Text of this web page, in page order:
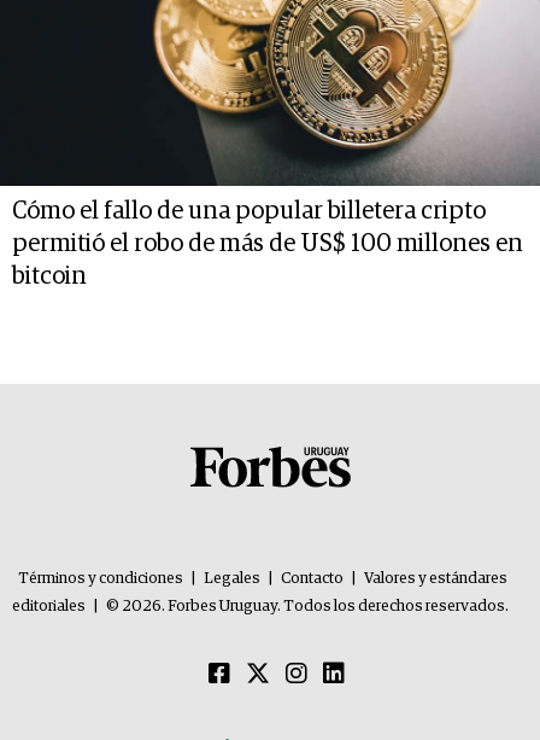
Cómo el fallo de una popular billetera cripto
permitió el robo de más de US$ 100 millones en
bitcoin
Términos y condiciones Legales Contacto
Valores y estándares
editoriales
© 2026. Forbes Uruguay. Todos los derechos reservados.